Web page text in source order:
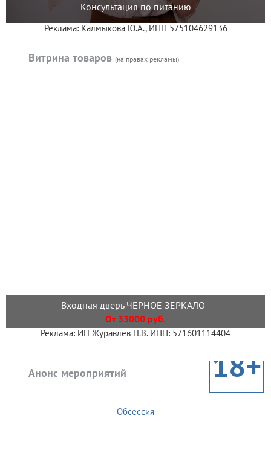
Консультация по питанию
Реклама: Калмыкова Ю.А., ИНН 575104629136
Витрина товаров (на правах рекламы)
Входная дверь ЧЕРНОЕ ЗЕРКАЛО
От 33000 руб.
Реклама: ИП Журавлев П.В. ИНН: 571601114404
Анонс мероприятий 18+
Обсессия